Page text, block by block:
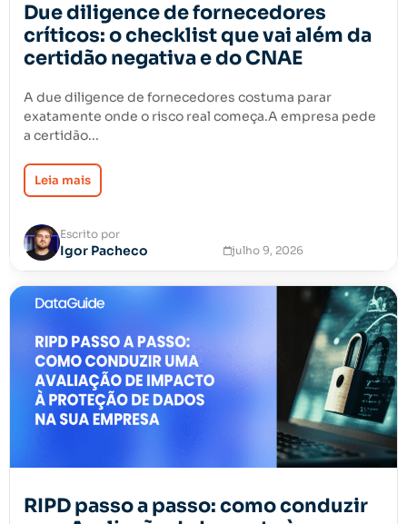
Due diligence de fornecedores
críticos: o checklist que vai além da
certidão negativa e do CNAE
A due diligence de fornecedores costuma parar
exatamente onde o risco real começa.A empresa pede
a certidão...
Leia mais
Escrito por
Igor Pacheco julho 9, 2026
RIPD passo a passo: como conduzir